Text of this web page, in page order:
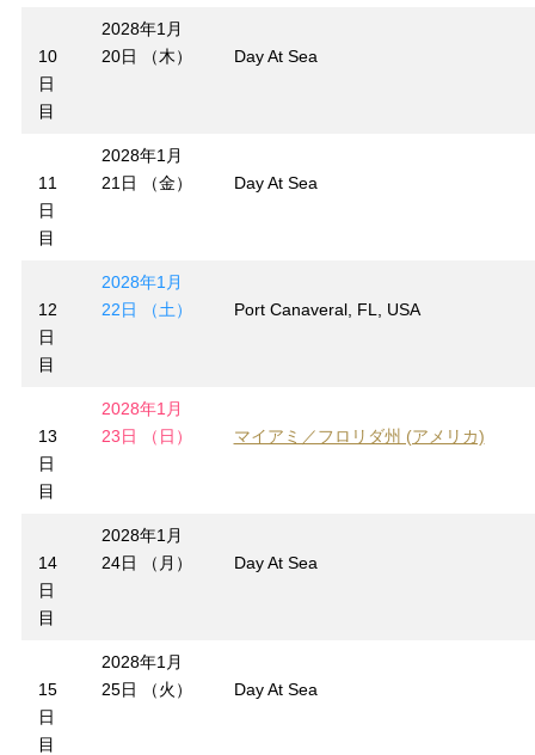
10
日
目
2028年1月
20日 （木）
Day At Sea
11
日
目
2028年1月
21日 （金）
Day At Sea
12
日
目
2028年1月
22日 （土）
Port Canaveral, FL, USA
13
日
目
2028年1月
23日 （日）
マイアミ／フロリダ州 (アメリカ)
14
日
目
2028年1月
24日 （月）
Day At Sea
15
日
目
2028年1月
25日 （火）
Day At Sea